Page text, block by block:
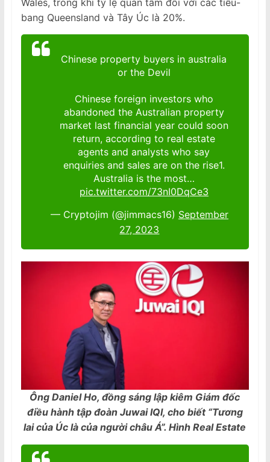
bang Queensland và Tây Úc là 20%.
Chinese property buyers in australia
or the Devil
Chinese foreign investors who
abandoned the Australian property
market last financial year could soon
return, according to real estate
agents and analysts who say
enquiries and sales are on the rise1.
Australia is the most…
pic.twitter.com/73nI0DqCe3
— Cryptojim (@jimmacs16) September
27, 2023
Ông Daniel Ho, đồng sáng lập kiêm Giám đốc
điều hành tập đoàn Juwai IQI, cho biết “Tương
lai của Úc là của người châu Á”. Hình Real Estate